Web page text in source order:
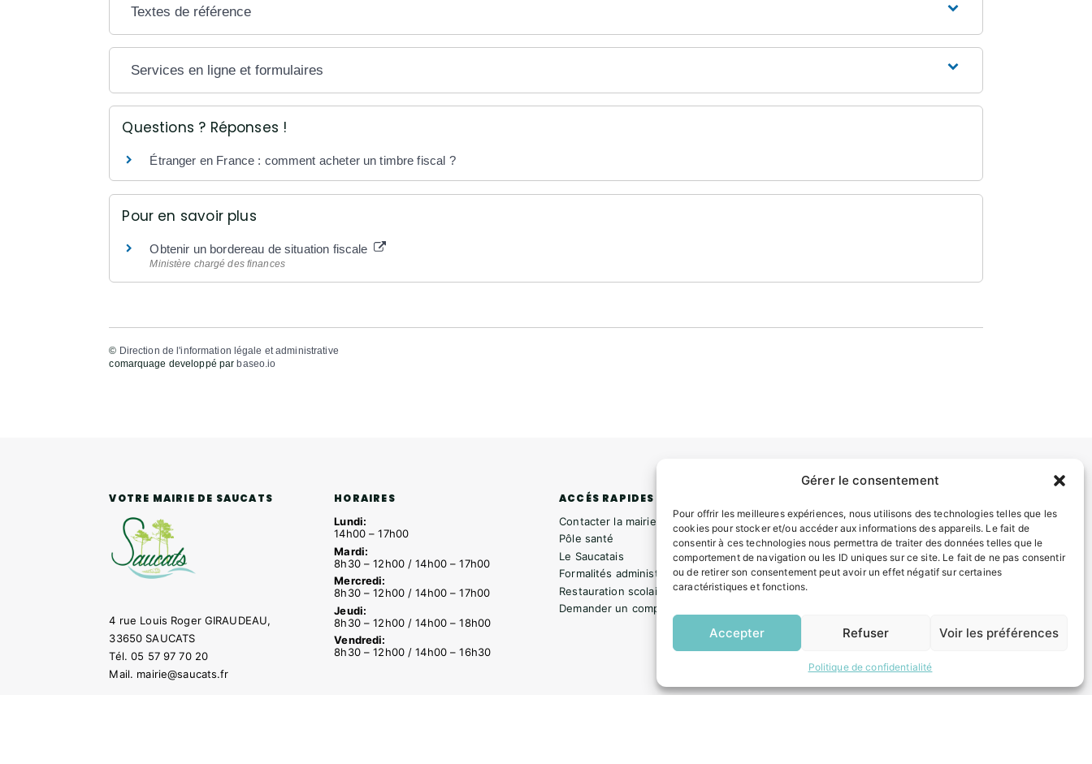
Gérer le consentement
Pour offrir les meilleures expériences, nous utilisons des technologies telles que les
cookies pour stocker et/ou accéder aux informations des appareils. Le fait de
consentir à ces technologies nous permettra de traiter des données telles que le
comportement de navigation ou les ID uniques sur ce site. Le fait de ne pas consentir
ou de retirer son consentement peut avoir un effet négatif sur certaines
caractéristiques et fonctions.
Accepter Refuser Voir les préférences
Politique de confidentialité
Textes de référence
Services en ligne et formulaires
Questions ? Réponses !
Étranger en France : comment acheter un timbre fiscal ?
Pour en savoir plus
Obtenir un bordereau de situation fiscale
Ministère chargé des finances
© Direction de l'information légale et administrative
comarquage developpé parbaseo.io
VOTRE MAIRIE DE SAUCATS
4 rue Louis Roger GIRAUDEAU,
33650 SAUCATS
Tél.05 57 97 70 20
Mail. mairie@saucats.fr
HORAIRES
Lundi:
14h00 – 17h00
Mardi:
8h30 – 12h00 / 14h00 – 17h00
Mercredi:
8h30 – 12h00 / 14h00 – 17h00
Jeudi:
8h30 – 12h00 / 14h00 – 18h00
Vendredi:
8h30 – 12h00 / 14h00 – 16h30
ACCÉS RAPIDES
Contacter la mairie
Pôle santé
Le Saucatais
Formalités administratives
Restauration scolaire
Demander un composteur
Mentions légales
Politique de confidentialité
Plan du site